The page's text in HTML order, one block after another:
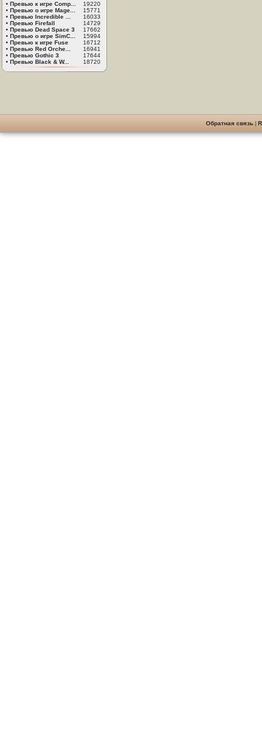
• Превью к игре Comp...
19220
• Превью о игре Mage...
15771
• Превью Incredible ...
16033
• Превью Firefall
14729
• Превью Dead Space 3
17662
• Превью о игре SimC...
15994
• Превью к игре Fuse
16712
• Превью Red Orche...
16941
• Превью Gothic 3
17644
• Превью Black & W... 18720
Обратная связь